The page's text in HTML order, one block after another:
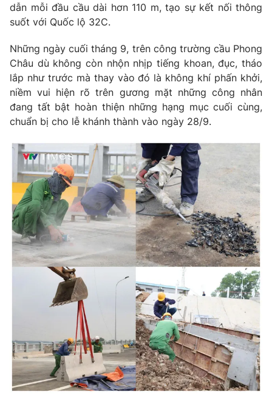
® Cấm sao chép dưới mọi hình thức nếu không có sự chấp
thuận bằng văn bản. Ghi rõ nguồn VTV.vn khi phát hành lại
thông tin từ website này.
dẫn mỗi đầu cầu dài hơn 110 m, tạo sự kết nối thông
suốt với Quốc lộ 32C.
Những ngày cuối tháng 9, trên công trường cầu Phong
Châu dù không còn nhộn nhịp tiếng khoan, đục, tháo
lắp như trước mà thay vào đó là không khí phấn khởi,
niềm vui hiện rõ trên gương mặt những công nhân
đang tất bật hoàn thiện những hạng mục cuối cùng,
chuẩn bị cho lễ khánh thành vào ngày 28/9.